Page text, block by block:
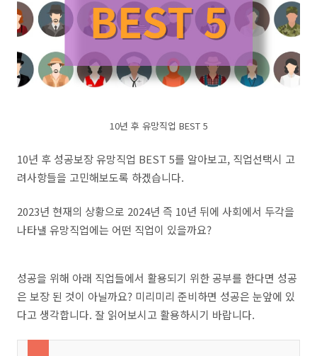
10년 후 유망직업 BEST 5
10년 후 성공보장 유망직업 BEST 5를 알아보고, 직업선택시 고
려사항들을 고민해보도록 하겠습니다.
2023년 현재의 상황으로 2024년 즉 10년 뒤에 사회에서 두각을
나타낼 유망직업에는 어떤 직업이 있을까요?
성공을 위해 아래 직업들에서 활용되기 위한 공부를 한다면 성공
은 보장 된 것이 아닐까요? 미리미리 준비하면 성공은 눈앞에 있
다고 생각합니다. 잘 읽어보시고 활용하시기 바랍니다.